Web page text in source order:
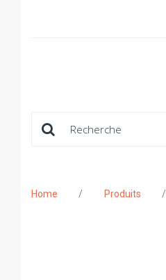
Rechercher:
Home / Produits /